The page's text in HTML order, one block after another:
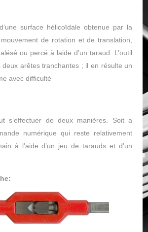
surface hélicoïdale obtenue par la
de rotation et de translation,
ou percé à laide d’un taraud. L’outil
deux arêtes tranchantes ; il en résulte un
avec difficulté
s’effectuer de deux manières. Soit a
numérique qui reste relativement
à l’aide d’un jeu de tarauds et d’un